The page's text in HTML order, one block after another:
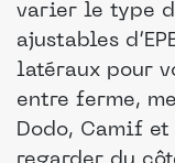
varier le type
ajustables
latéraux pour
entre ferme,
Dodo, Camif et